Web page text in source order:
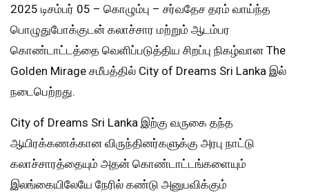
2025 டிசம்பர் 05 – கொழும்பு – சர்வதேச தரம் வாய்ந்த
பொழுதுபோக்குடன் கலாச்சார மற்றும் ஆடம்பர
கொண்டாட்டத்தை வெளிப்படுத்திய சிறப்பு நிகழ்வான The
Golden Mirage சமீபத்தில் City of Dreams Sri Lanka இல்
நடைபெற்றது.
City of Dreams Sri Lanka இற்கு வருகை தந்த
ஆயிரக்கணக்கான விருந்தினர்களுக்கு அரபு நாட்டு
கலாச்சாரத்தையும் அதன் கொண்டாட்டங்களையும்
இலங்கையிலேயே நேரில் கண்டு அனுபவிக்கும்